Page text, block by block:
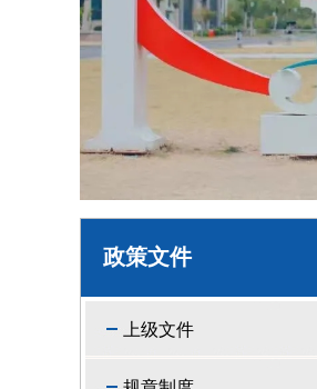
政策文件
上级文件